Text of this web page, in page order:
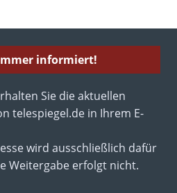
informiert!
Sie die aktuellen
telespiegel.de in Ihrem E-
wird ausschließlich dafür
Weitergabe erfolgt nicht.